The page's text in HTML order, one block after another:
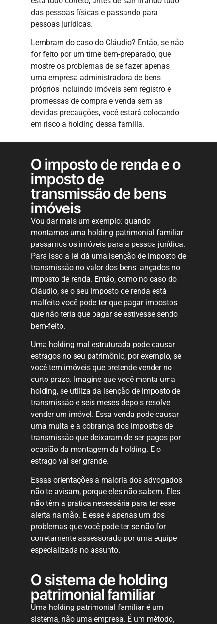
das pessoas físicas e passando para
pessoas jurídicas.
Lembram do caso do Cláudio? Então, se não
for feito por um time bem-preparado, que
mostre os problemas de se fazer apenas
uma empresa administradora de bens
próprios incluindo imóveis sem registro e
promessas de compra e venda sem as
devidas precauções, você estará colocando
em risco a holding dessa família.
O imposto de renda e o
imposto de
transmissão de bens
imóveis
Vou dar mais um exemplo: quando
montamos uma holding patrimonial familiar
passamos os imóveis para a pessoa jurídica.
Para isso a lei dá uma isenção de imposto de
transmissão no valor dos bens lançados no
imposto de renda. Então, como no caso do
Cláudio, se o seu imposto de renda está
malfeito você pode ter que pagar impostos
que não teria que pagar se estivesse sendo
bem-feito.
Uma holding mal estruturada pode causar
estragos no seu patrimônio, por exemplo, se
você tem imóveis que pretende vender no
curto prazo. Imagine que você monta uma
holding, se utiliza da isenção de imposto de
transmissão e seis meses depois resolve
vender um imóvel. Essa venda pode causar
uma multa e a cobrança dos impostos de
transmissão que deixaram de ser pagos por
ocasião da montagem da holding. E o
estrago vai ser grande.
Essas orientações a maioria dos advogados
não te avisam, porque eles não sabem. Eles
não têm a prática necessária para ter esse
alerta na mão. E esse é apenas um dos
problemas que você pode ter se não for
corretamente assessorado por uma equipe
especializada no assunto.
O sistema de holding
patrimonial familiar
Uma holding patrimonial familiar é um
sistema, não uma empresa. É um método,